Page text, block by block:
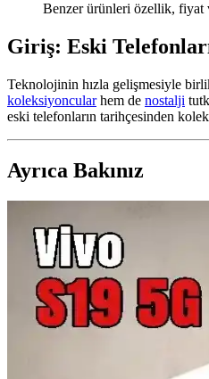
Benzer ürünleri özellik, fiyat
Giriş: Eski
Teknolojinin hızla gelişmesiyle
koleksiyoncularhem de nostalji
eski telefonların tarihçesinden
Ayrıca Bakınız
Steve Jobs'un İmzalı
Steve Jobs'un imzasını taşıyan
Nokia'nın Eski Modelleri
Nokia'nın eski modelleri,
LG'nin Eski Dokunmatik